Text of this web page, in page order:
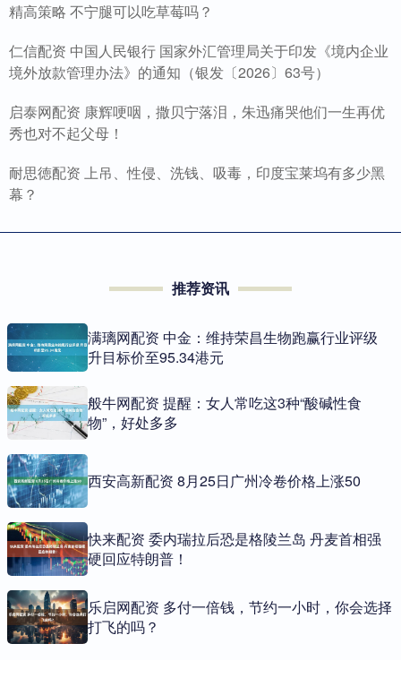
精高策略 不宁腿可以吃草莓吗？
仁信配资 中国人民银行 国家外汇管理局关于印发《境内企业
境外放款管理办法》的通知（银发〔2026〕63号）
启泰网配资 康辉哽咽，撒贝宁落泪，朱迅痛哭他们一生再优
秀也对不起父母！
耐思徳配资 上吊、性侵、洗钱、吸毒，印度宝莱坞有多少黑
幕？
推荐资讯
满璃网配资 中金：维持荣昌生物跑赢行业评级
升目标价至95.34港元
般牛网配资 提醒：女人常吃这3种“酸碱性食
物”，好处多多
西安高新配资 8月25日广州冷卷价格上涨50
快来配资 委内瑞拉后恐是格陵兰岛 丹麦首相强
硬回应特朗普！
乐启网配资 多付一倍钱，节约一小时，你会选择
打飞的吗？